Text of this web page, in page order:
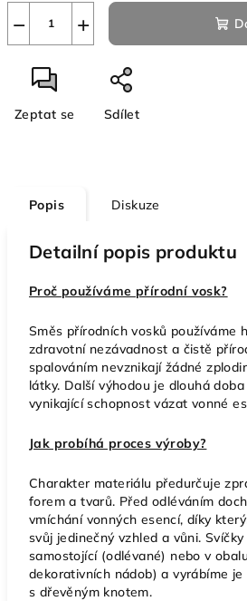
+
−
Zeptat se Sdílet
Popis Diskuze
Detailní popis produktu
Proč používáme přírodní vosk?
Směs přírodních vosků používáme
zdravotní nezávadnost a čistě
spalováním nevznikají žádné
látky. Další výhodou je dlouhá
vynikající schopnost vázat vonné
Jak probíhá proces výroby?
Charakter materiálu předurčuje
forem a tvarů. Před odléváním
vmíchání vonných esencí, díky
svůj jedinečný vzhled a vůni.
samostojící (odlévané) nebo v
dekorativních nádob) a vyrábíme
s dřevěným knotem.